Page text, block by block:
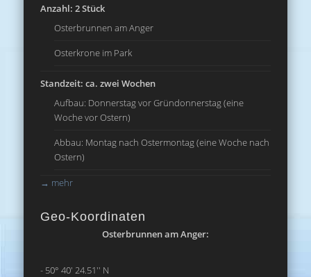
Anzahl: 2 Stück
Osterbrunnen am Anger
Osterkrone im Park
Standzeit: ca. zwei Wochen
Aufbau: Donnerstag vor Gründonnerstag (eine
Woche vor Ostern)
Abbau: Montag nach Ostermontag (eine Woche nach
Ostern)
→ mehr
Geo-Koordinaten
Osterbrunnen am Anger:
- 50° 40' 24.51'' N